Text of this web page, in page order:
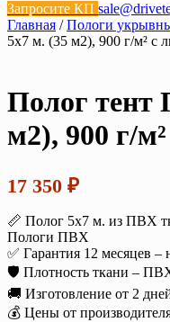
Запросите КП
Главная /Пологи
5х7 м. (35 м2), 900 г/м² с
Полог тент
м2), 900 г/
17 350 ₽
📏 Полог 5х7 м. из ПВХ
Пологи ПВХ
✅ Гарантия 12 месяцев
🛡️ Плотность ткани –
🚚 Изготовление от 2
💰 Цены от